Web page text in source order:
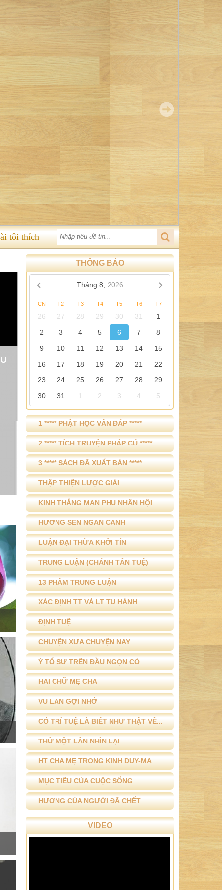
tôi thích
THÔNG BÁO
Tháng 8, 2026
CN T2 T3 T4 T5 T6 T7
26 27 28 29 30 31
1
2
3 4 5 6 7
8
9
10 11 12 13 14
15
16
17 18 19 20 21
22
23
24 25 26 27 28
29
30
31 1 2 3 4 5
1 ***** PHẬT HỌC VẤN ĐÁP *****
2 ***** TÍCH TRUYỆN PHÁP CÚ *****
3 ***** SÁCH ĐÃ XUẤT BẢN *****
THẬP THIỆN LƯỢC GIẢI
KINH THẮNG MAN PHU NHÂN HỘI
HƯƠNG SEN NGÀN CÁNH
LUẬN ĐẠI THỪA KHỞI TÍN
TRUNG LUẬN (CHÁNH TẤN TUỆ)
13 PHẨM TRUNG LUẬN
XÁC ĐỊNH TT VÀ LT TU HÀNH
ĐỊNH TUỆ
CHUYỆN XƯA CHUYỆN NAY
Ý TỔ SƯ TRÊN ĐẦU NGỌN CỎ
HAI CHỮ MẸ CHA
VU LAN GỢI NHỚ
CÓ TRÍ TUỆ LÀ BIẾT NHƯ THẬT VỀ...
THỬ MỘT LẦN NHÌN LẠI
HT CHA MẸ TRONG KINH DUY-MA
MỤC TIÊU CỦA CUỘC SỐNG
HƯƠNG CỦA NGƯỜI ĐÃ CHẾT
VIDEO